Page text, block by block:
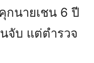
นายเชน 6 ปี
จับ แต่ตำรวจ